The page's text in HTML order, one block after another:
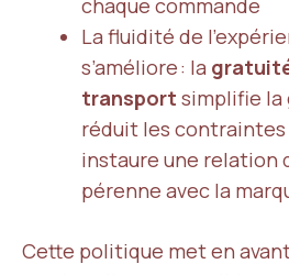
chaque commande
La fluidité de
s’améliore : la
transport simplifie la
réduit les
instaure une relation
pérenne avec la
Cette politique met en